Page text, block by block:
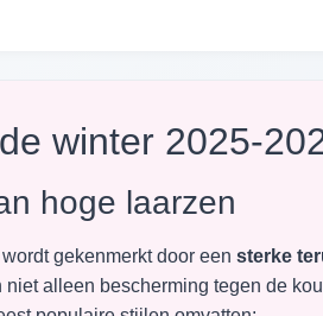
winter 2025-
hoge laarzen
gekenmerkt door een sterke
alleen bescherming tegen de